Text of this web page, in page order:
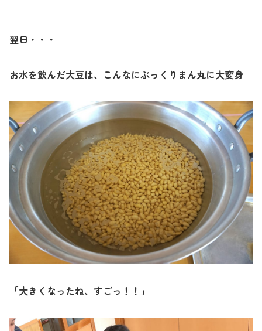
翌日・・・
お水を飲んだ大豆は、こんなにぷっくりまん丸に大変身
「大きくなったね、すごっ！！」